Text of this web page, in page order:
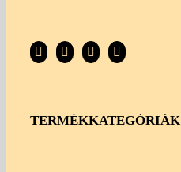
TERMÉKKATEGÓRIÁK